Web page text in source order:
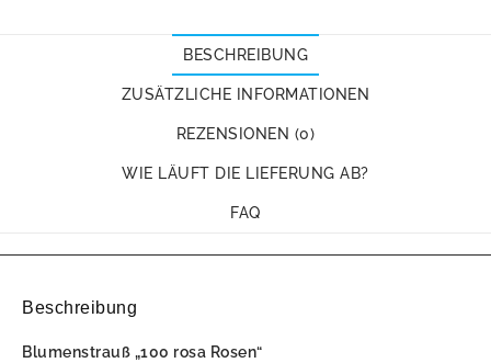
BESCHREIBUNG
ZUSÄTZLICHE INFORMATIONEN
REZENSIONEN (0)
WIE LÄUFT DIE LIEFERUNG AB?
FAQ
Beschreibung
Blumenstrauß „100 rosa Rosen“